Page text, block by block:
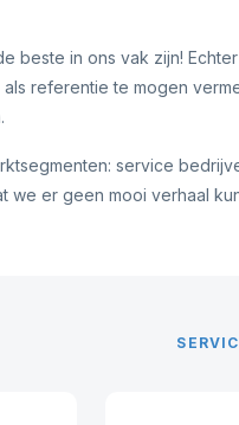
beste in ons vak zijn!
referentie te mogen
service
we er geen mooi verhaal